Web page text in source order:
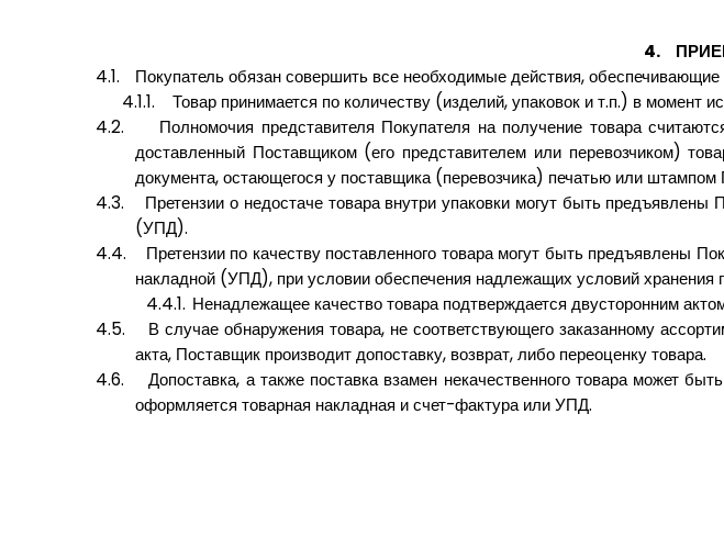
4.
4.1.
Покупатель обязан совершить все необходимые действия,
4.1.1.
Товар принимается по количеству (изделий, упаковок и т.п.) в момент
4.2.
Полномочия представителя Покупателя на получение товара
доставленный Поставщиком (его представителем или перевозчиком)
документа, остающегося у поставщика (перевозчика) печатью или штампом
4.3.
Претензии о недостаче товара внутри упаковки могут быть
(УПД).
4.4.
Претензии по качеству поставленного товара могут быть предъявлены
накладной (УПД), при условии обеспечения надлежащих условий хранения
4.4.1. Ненадлежащее качество товара подтверждается двусторонним
4.5.
В случае обнаружения товара, не соответствующего заказанному
акта, Поставщик производит допоставку, возврат, либо переоценку товара.
4.6.
Допоставка, а также поставка взамен некачественного товара может
оформляется товарная накладная и счет-фактура или УПД.